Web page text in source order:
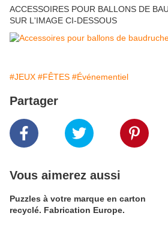
ACCESSOIRES POUR BALLONS DE
SUR L'IMAGE CI-DESSOUS
#JEUX #FÊTES #Événementiel
Partager
Vous aimerez aussi
Puzzles à votre marque en carton
recyclé. Fabrication Europe.